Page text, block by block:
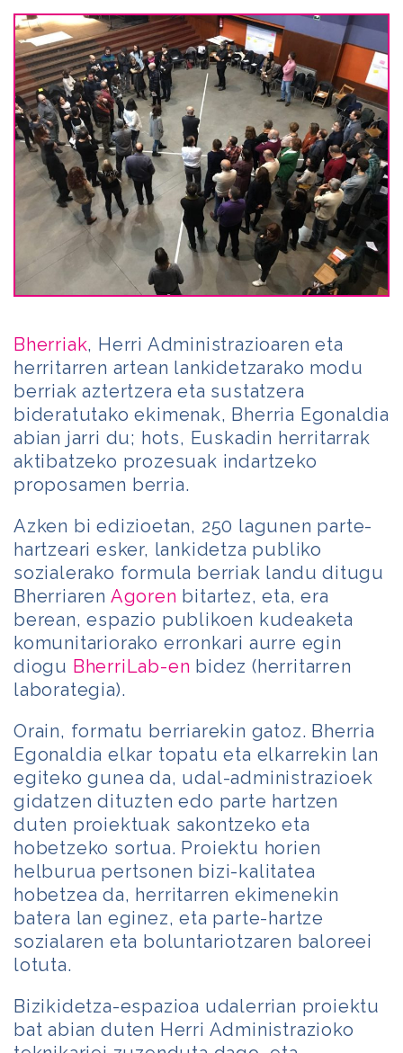
Bherriak, Herri Administrazioaren eta
herritarren artean lankidetzarako modu
berriak aztertzera eta sustatzera
bideratutako ekimenak, Bherria Egonaldia
abian jarri du; hots, Euskadin herritarrak
aktibatzeko prozesuak indartzeko
proposamen berria.
Azken bi edizioetan, 250 lagunen parte-
hartzeari esker, lankidetza publiko
sozialerako formula berriak landu ditugu
Bherriaren Agoren bitartez, eta, era
berean, espazio publikoen kudeaketa
komunitariorako erronkari aurre egin
diogu BherriLab-en bidez (herritarren
laborategia).
Orain, formatu berriarekin gatoz. Bherria
Egonaldia elkar topatu eta elkarrekin lan
egiteko gunea da, udal-administrazioek
gidatzen dituzten edo parte hartzen
duten proiektuak sakontzeko eta
hobetzeko sortua. Proiektu horien
helburua pertsonen bizi-kalitatea
hobetzea da, herritarren ekimenekin
batera lan eginez, eta parte-hartze
sozialaren eta boluntariotzaren baloreei
lotuta.
Bizikidetza-espazioa udalerrian proiektu
bat abian duten Herri Administrazioko